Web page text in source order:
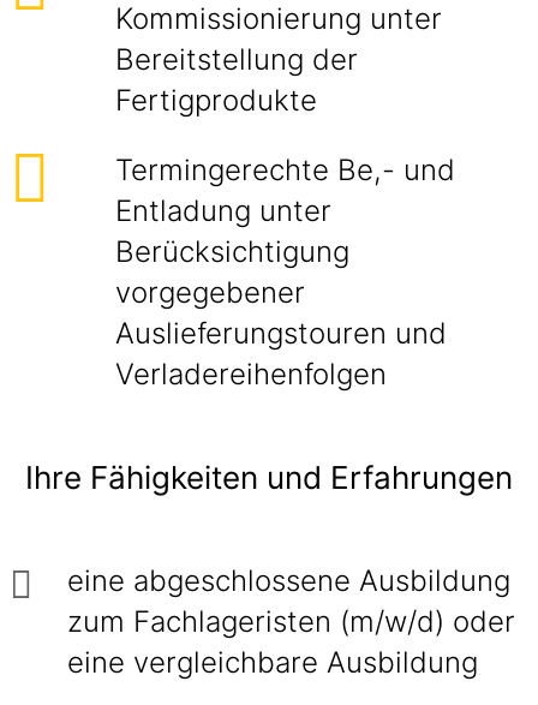
Kommissionierung unter
Bereitstellung der
Fertigprodukte
Termingerechte Be,- und
Entladung unter
Berücksichtigung
vorgegebener
Auslieferungstouren und
Verladereihenfolgen
Ihre Fähigkeiten und Erfahrungen
eine abgeschlossene Ausbildung
zum Fachlageristen (m/w/d) oder
eine vergleichbare Ausbildung